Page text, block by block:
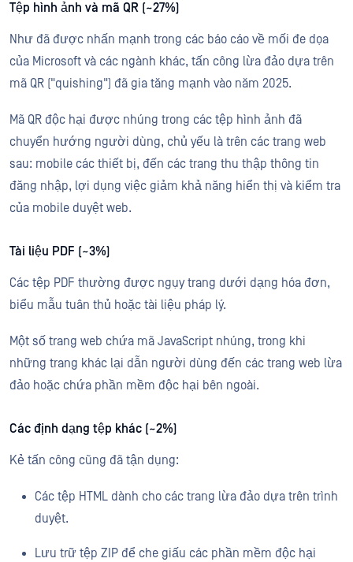
Tệp hình ảnh và mã QR (~27%)
Như đã được nhấn mạnh trong các báo cáo về mối đe dọa
của Microsoft và các ngành khác, tấn công lừa đảo dựa trên
mã QR ("quishing") đã gia tăng mạnh vào năm 2025.
Mã QR độc hại được nhúng trong các tệp hình ảnh đã
chuyển hướng người dùng, chủ yếu là trên các trang web
sau: mobile các thiết bị, đến các trang thu thập thông tin
đăng nhập, lợi dụng việc giảm khả năng hiển thị và kiểm tra
của mobile duyệt web.
Tài liệu PDF (~3%)
Các tệp PDF thường được ngụy trang dưới dạng hóa đơn,
biểu mẫu tuân thủ hoặc tài liệu pháp lý.
Một số trang web chứa mã JavaScript nhúng, trong khi
những trang khác lại dẫn người dùng đến các trang web lừa
đảo hoặc chứa phần mềm độc hại bên ngoài.
Các định dạng tệp khác (~2%)
Kẻ tấn công cũng đã tận dụng:
Các tệp HTML dành cho các trang lừa đảo dựa trên trình
duyệt.
Lưu trữ tệp ZIP để che giấu các phần mềm độc hại